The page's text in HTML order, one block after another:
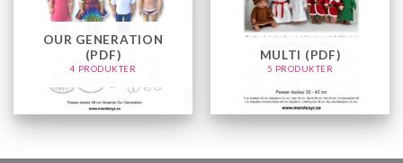
OUR GENERATION
(PDF)
4 PRODUKTER
MULTI (PDF)
5 PRODUKTER